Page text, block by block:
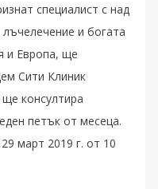
специалист с над
и богата
и Европа, ще
Сити Клиник
консултира
петък от месеца.
март 2019 г. от 10